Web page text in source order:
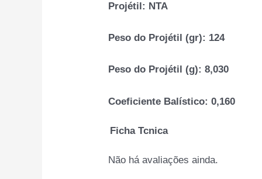
Projétil: NTA
Peso do Projétil (gr): 124
Peso do Projétil (g):8,030
Coeficiente Balístico:0,160
Ficha Tcnica
Não há avaliações ainda.